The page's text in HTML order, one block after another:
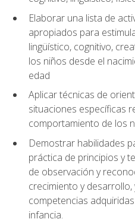
Elaborar una lista de
apropiados para
lingüístico, cognitivo,
los niños desde el
edad
Aplicar técnicas de
situaciones específicas
comportamiento de los
Demostrar habilidades
práctica de principios y
de observación y
crecimiento y
competencias
infancia.